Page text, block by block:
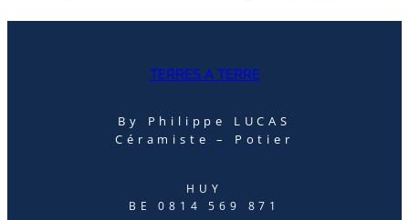
TERRES A TERRE
By Philippe LUCAS
Céramiste – Potier
HUY
BE 0814 569 871